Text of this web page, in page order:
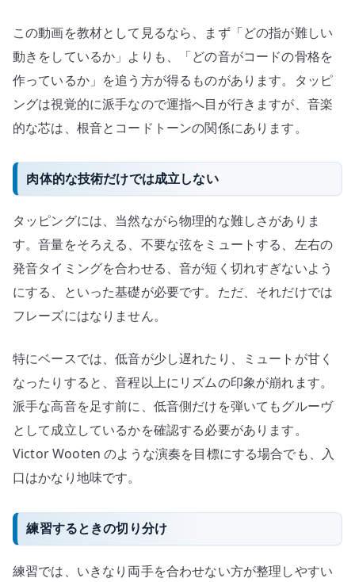
この動画を教材として見るなら、まず「どの指が難しい
動きをしているか」よりも、「どの音がコードの骨格を
作っているか」を追う方が得るものがあります。タッピ
ングは視覚的に派手なので運指へ目が行きますが、音楽
的な芯は、根音とコードトーンの関係にあります。
肉体的な技術だけでは成立しない
タッピングには、当然ながら物理的な難しさがありま
す。音量をそろえる、不要な弦をミュートする、左右の
発音タイミングを合わせる、音が短く切れすぎないよう
にする、といった基礎が必要です。ただ、それだけでは
フレーズにはなりません。
特にベースでは、低音が少し遅れたり、ミュートが甘く
なったりすると、音程以上にリズムの印象が崩れます。
派手な高音を足す前に、低音側だけを弾いてもグルーヴ
として成立しているかを確認する必要があります。
Victor Wooten のような演奏を目標にする場合でも、入
口はかなり地味です。
練習するときの切り分け
練習では、いきなり両手を合わせない方が整理しやすい